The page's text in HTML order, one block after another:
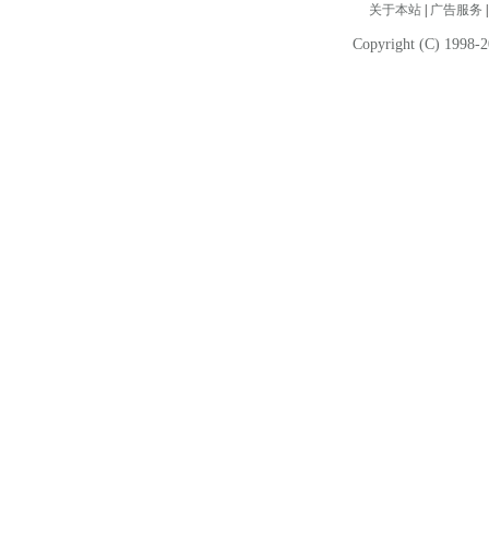
关于本站| 广告服务
Copyright (C) 1998-